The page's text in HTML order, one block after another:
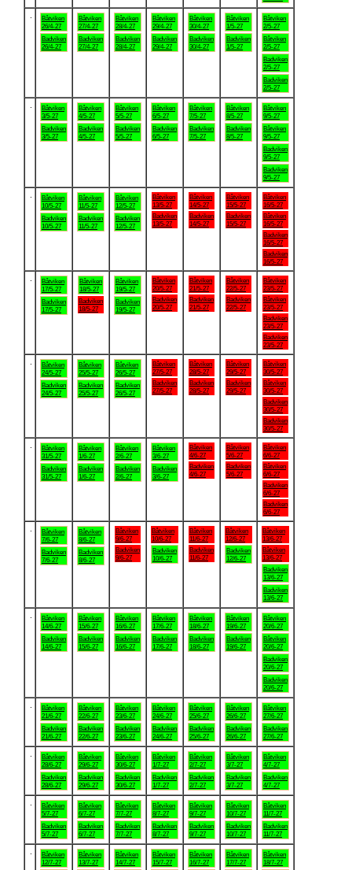
Båtviken
26/4-27
Badviken
26/4-27
Båtviken
27/4-27
Badviken
27/4-27
Båtviken
28/4-27
Badviken
28/4-27
Båtviken
29/4-27
Badviken
29/4-27
Båtviken
30/4-27
Badviken
30/4-27
Båtviken
1/5-27
Badviken
1/5-27
Båtviken
2/5-27
Båtviken
2/5-27
Badviken
2/5-27
Badviken
2/5-27
Båtviken
3/5-27
Badviken
3/5-27
Båtviken
4/5-27
Badviken
4/5-27
Båtviken
5/5-27
Badviken
5/5-27
Båtviken
6/5-27
Badviken
6/5-27
Båtviken
7/5-27
Badviken
7/5-27
Båtviken
8/5-27
Badviken
8/5-27
Båtviken
9/5-27
Båtviken
9/5-27
Badviken
9/5-27
Badviken
9/5-27
Båtviken
10/5-27
Badviken
10/5-27
Båtviken
11/5-27
Badviken
11/5-27
Båtviken
12/5-27
Badviken
12/5-27
Båtviken
13/5-27
Badviken
13/5-27
Båtviken
14/5-27
Badviken
14/5-27
Båtviken
15/5-27
Badviken
15/5-27
Båtviken
16/5-27
Båtviken
16/5-27
Badviken
16/5-27
Badviken
16/5-27
Båtviken
17/5-27
Badviken
17/5-27
Båtviken
18/5-27
Badviken
18/5-27
Båtviken
19/5-27
Badviken
19/5-27
Båtviken
20/5-27
Badviken
20/5-27
Båtviken
21/5-27
Badviken
21/5-27
Båtviken
22/5-27
Badviken
22/5-27
Båtviken
23/5-27
Båtviken
23/5-27
Badviken
23/5-27
Badviken
23/5-27
Båtviken
24/5-27
Badviken
24/5-27
Båtviken
25/5-27
Badviken
25/5-27
Båtviken
26/5-27
Badviken
26/5-27
Båtviken
27/5-27
Badviken
27/5-27
Båtviken
28/5-27
Badviken
28/5-27
Båtviken
29/5-27
Badviken
29/5-27
Båtviken
30/5-27
Båtviken
30/5-27
Badviken
30/5-27
Badviken
30/5-27
Båtviken
31/5-27
Badviken
31/5-27
Båtviken
1/6-27
Badviken
1/6-27
Båtviken
2/6-27
Badviken
2/6-27
Båtviken
3/6-27
Badviken
3/6-27
Båtviken
4/6-27
Badviken
4/6-27
Båtviken
5/6-27
Badviken
5/6-27
Båtviken
6/6-27
Båtviken
6/6-27
Badviken
6/6-27
Badviken
6/6-27
Båtviken
7/6-27
Badviken
7/6-27
Båtviken
8/6-27
Badviken
8/6-27
Båtviken
9/6-27
Badviken
9/6-27
Båtviken
10/6-27
Badviken
10/6-27
Båtviken
11/6-27
Badviken
11/6-27
Båtviken
12/6-27
Badviken
12/6-27
Båtviken
13/6-27
Båtviken
13/6-27
Badviken
13/6-27
Badviken
13/6-27
Båtviken
14/6-27
Badviken
14/6-27
Båtviken
15/6-27
Badviken
15/6-27
Båtviken
16/6-27
Badviken
16/6-27
Båtviken
17/6-27
Badviken
17/6-27
Båtviken
18/6-27
Badviken
18/6-27
Båtviken
19/6-27
Badviken
19/6-27
Båtviken
20/6-27
Båtviken
20/6-27
Badviken
20/6-27
Badviken
20/6-27
Båtviken
21/6-27
Badviken
21/6-27
Båtviken
22/6-27
Badviken
22/6-27
Båtviken
23/6-27
Badviken
23/6-27
Båtviken
24/6-27
Badviken
24/6-27
Båtviken
25/6-27
Badviken
25/6-27
Båtviken
26/6-27
Badviken
26/6-27
Båtviken
27/6-27
Badviken
27/6-27
Båtviken
28/6-27
Badviken
28/6-27
Båtviken
29/6-27
Badviken
29/6-27
Båtviken
30/6-27
Badviken
30/6-27
Båtviken
1/7-27
Badviken
1/7-27
Båtviken
2/7-27
Badviken
2/7-27
Båtviken
3/7-27
Badviken
3/7-27
Båtviken
4/7-27
Badviken
4/7-27
Båtviken
5/7-27
Badviken
5/7-27
Båtviken
6/7-27
Badviken
6/7-27
Båtviken
7/7-27
Badviken
7/7-27
Båtviken
8/7-27
Badviken
8/7-27
Båtviken
9/7-27
Badviken
9/7-27
Båtviken
10/7-27
Badviken
10/7-27
Båtviken
11/7-27
Badviken
11/7-27
Båtviken
12/7-27
Båtviken
13/7-27
Båtviken
14/7-27
Båtviken
15/7-27
Båtviken
16/7-27
Båtviken
17/7-27
Båtviken
18/7-27